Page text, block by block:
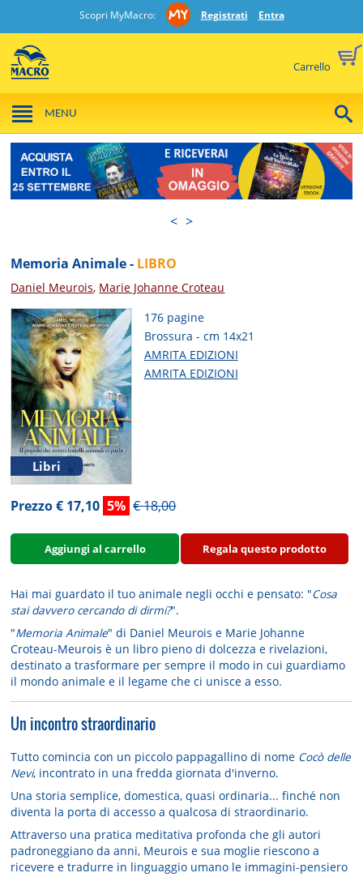
Scopri MyMacro: Registrati Entra
Carrello
MENU
< >
Memoria Animale - LIBRO
Daniel Meurois, Marie Johanne Croteau
Libri
176 pagine
Brossura - cm 14x21
AMRITA EDIZIONI
AMRITA EDIZIONI
Prezzo € 17,10 5% € 18,00
Aggiungi al carrello Regala questo prodotto
Hai mai guardato il tuo animale negli occhi e pensato: "Cosa
stai davvero cercando di dirmi?".
"Memoria Animale" di Daniel Meurois e Marie Johanne
Croteau-Meurois è un libro pieno di dolcezza e rivelazioni,
destinato atrasformare per sempre il modo in cui guardiamo
il mondo animale e il legame che ci unisce a esso.
Un incontro straordinario
Tutto comincia con un piccolo pappagallino di nome Cocò delle
Nevi, incontrato in una fredda giornata d'inverno.
Una storia semplice, domestica, quasi ordinaria... finché non
diventa la porta di accesso a qualcosa di straordinario.
Attraverso una pratica meditativa profonda che gli autori
padroneggiano da anni, Meurois e sua moglie riescono a
ricevere e tradurre in linguaggio umano le immagini-pensiero